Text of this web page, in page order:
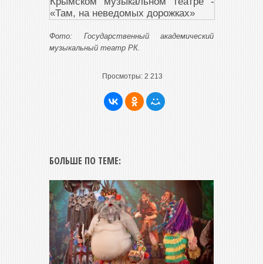
Фото: Государственный академический
музыкальный театр РК.
Просмотры: 2 213
БОЛЬШЕ ПО ТЕМЕ: